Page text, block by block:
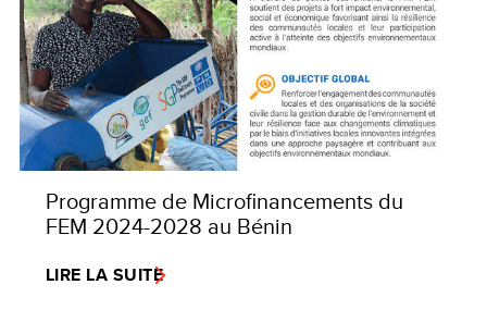
Programme de Microfinancements du
FEM 2024-2028 au Bénin
LIRE LA SUITE